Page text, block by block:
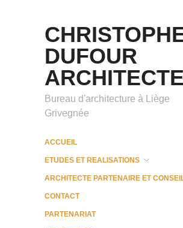
DUFOUR
ARCHITECTE
Bureau d'architecture à Liège
Grivegnée
ACCUEIL
ETUDES ET REALISATIONS
ARCHITECTE PARTENAIRE ET
CONTACT
PARTENARIAT